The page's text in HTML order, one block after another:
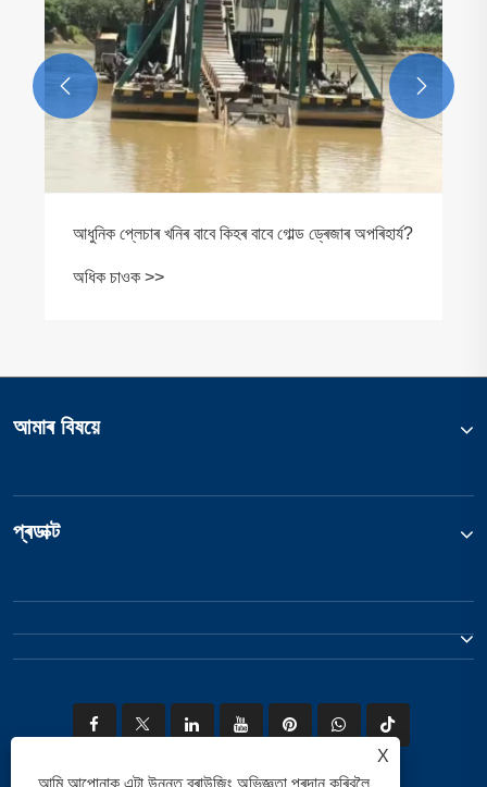
আধুনিক প্লেচাৰ খনিৰ বাবে কিহৰ বাবে গোল্ড ড্ৰেজাৰ অপৰিহাৰ্য?
অধিক চাওক >>
 
আমাৰ বিষয়ে
প্ৰডাক্ট
X
আমি আপোনাক এটা উন্নত ব্ৰাউজিং অভিজ্ঞতা প্ৰদান কৰিবলৈ,